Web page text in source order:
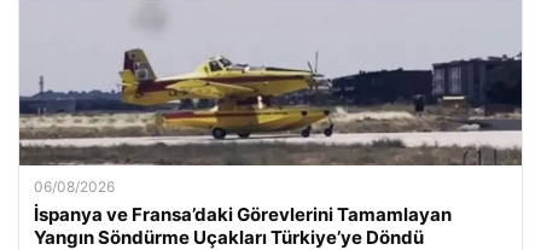
06/08/2026
İspanya ve Fransa’daki Görevlerini Tamamlayan
Yangın Söndürme Uçakları Türkiye’ye Döndü